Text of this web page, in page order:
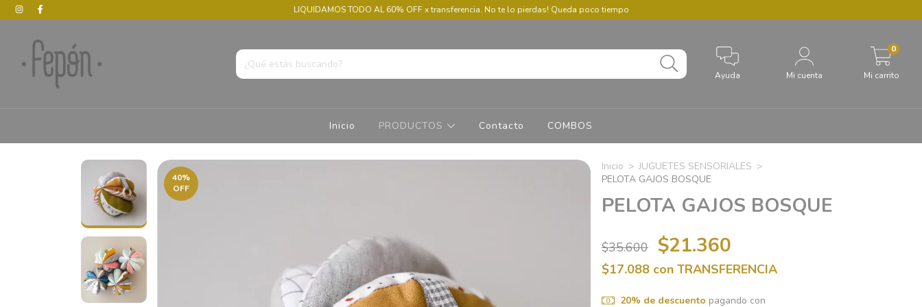
LIQUIDAMOS TODO AL 60% OFF x transferencia. No te lo pierdas! Queda poco tiempo
Ayuda Mi cuenta Mi carrito
0
Inicio PRODUCTOS Contacto COMBOS
40%
OFF
Inicio > JUGUETES SENSORIALES >
PELOTA GAJOS BOSQUE
PELOTA GAJOS BOSQUE
$35.600 $21.360
$17.088 con TRANSFERENCIA
20% de descuento pagando con